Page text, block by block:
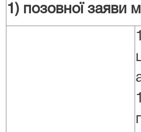
1) позовної заяви